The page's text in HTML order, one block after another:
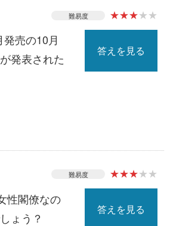
難易度 ★★★★★
売の10月
発表された
答えを見る
難易度 ★★★★★
性閣僚なの
ょう？
答えを見る